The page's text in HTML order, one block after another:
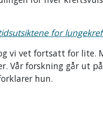
for
vi vet fortsatt for lite.
Vår forskning går ut
hun.